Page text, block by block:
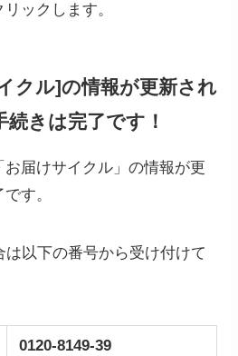
ックします。
クル]の情報が更新され
続きは完了です！
届けサイクル」の情報が更
す。
以下の番号から受け付けて
0120-8149-39